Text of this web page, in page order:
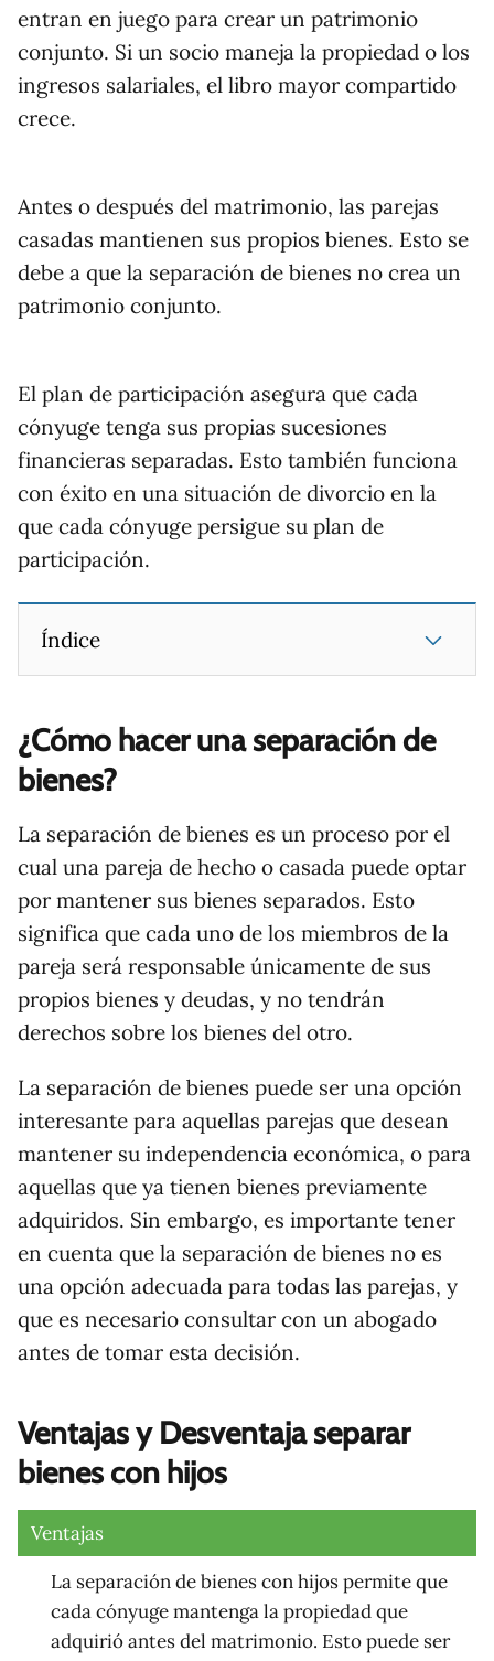
entran en juego para crear un patrimonio
conjunto. Si un socio maneja la propiedad o los
ingresos salariales, el libro mayor compartido
crece.
Antes o después del matrimonio, las parejas
casadas mantienen sus propios bienes. Esto se
debe a que la separación de bienes no crea un
patrimonio conjunto.
El plan de participación asegura que cada
cónyuge tenga sus propias sucesiones
financieras separadas. Esto también funciona
con éxito en una situación de divorcio en la
que cada cónyuge persigue su plan de
participación.
Índice
¿Cómo hacer una separación de
bienes?
La separación de bienes es un proceso por el
cual una pareja de hecho o casada puede optar
por mantener sus bienes separados. Esto
significa que cada uno de los miembros de la
pareja será responsable únicamente de sus
propios bienes y deudas, y no tendrán
derechos sobre los bienes del otro.
La separación de bienes puede ser una opción
interesante para aquellas parejas que desean
mantener su independencia económica, o para
aquellas que ya tienen bienes previamente
adquiridos. Sin embargo, es importante tener
en cuenta que la separación de bienes no es
una opción adecuada para todas las parejas, y
que es necesario consultar con un abogado
antes de tomar esta decisión.
Ventajas y Desventajaseparar
bienes con hijos
Ventajas
La separación de bienes con hijos permite que
cada cónyuge mantenga la propiedad que
adquirió antes del matrimonio. Esto puede ser